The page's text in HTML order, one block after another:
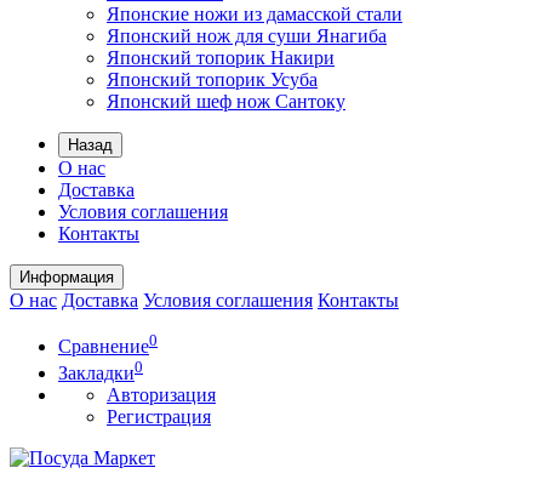
Японские ножи из дамасской стали
Японский нож для суши Янагиба
Японский топорик Накири
Японский топорик Усуба
Японский шеф нож Сантоку
Назад
О нас
Доставка
Условия соглашения
Контакты
Информация
О нас Доставка Условия соглашения Контакты
Сравнение0
Закладки0
Авторизация
Регистрация